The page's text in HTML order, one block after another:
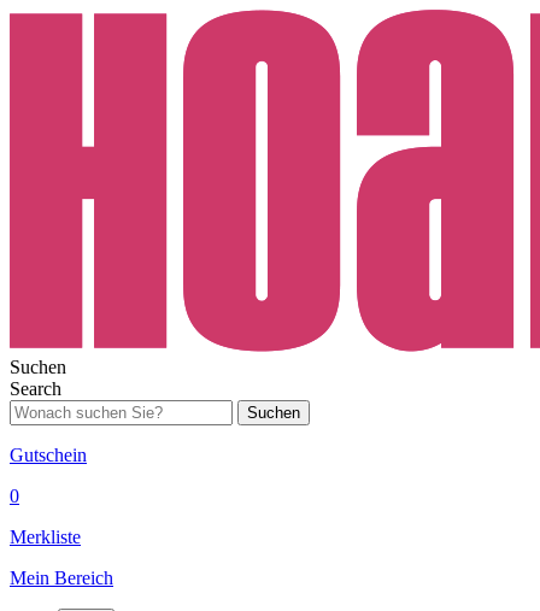
Suchen
Search
Suchen
Gutschein
0
Merkliste
Mein Bereich